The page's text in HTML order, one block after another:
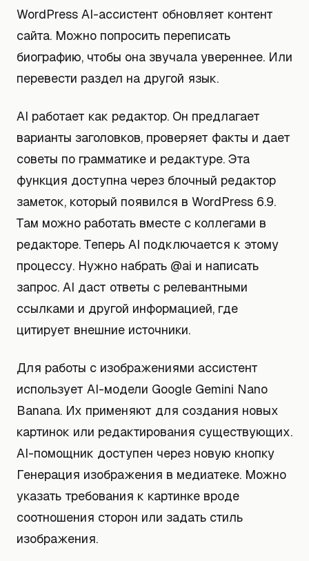
WordPress AI-ассистент обновляет контент
сайта. Можно попросить переписать
биографию, чтобы она звучала увереннее. Или
перевести раздел на другой язык.
AI работает как редактор. Он предлагает
варианты заголовков, проверяет факты и дает
советы по грамматике и редактуре. Эта
функция доступна через блочный редактор
заметок, который появился в WordPress 6.9.
Там можно работать вместе с коллегами в
редакторе. Теперь AI подключается к этому
процессу. Нужно набрать @ai и написать
запрос. AI даст ответы с релевантными
ссылками и другой информацией, где
цитирует внешние источники.
Для работы с изображениями ассистент
использует AI-модели Google Gemini Nano
Banana. Их применяют для создания новых
картинок или редактирования существующих.
AI-помощник доступен через новую кнопку
Генерация изображения в медиатеке. Можно
указать требования к картинке вроде
соотношения сторон или задать стиль
изображения.